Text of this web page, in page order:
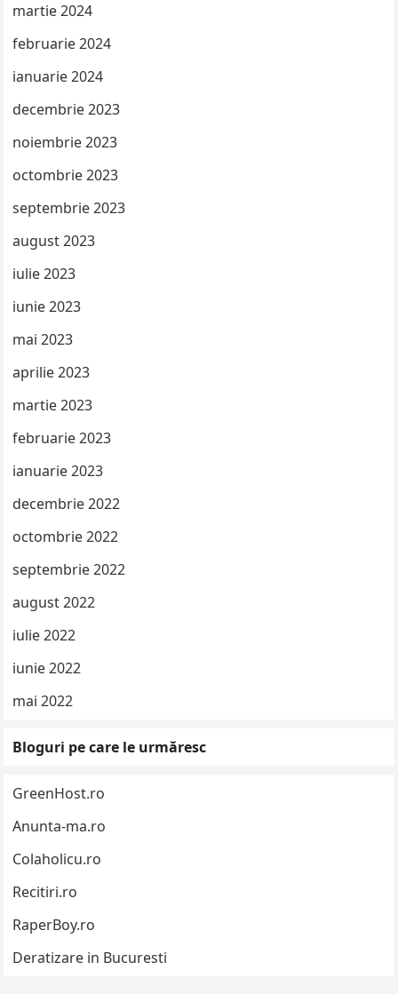
martie 2024
februarie 2024
ianuarie 2024
decembrie 2023
noiembrie 2023
octombrie 2023
septembrie 2023
august 2023
iulie 2023
iunie 2023
mai 2023
aprilie 2023
martie 2023
februarie 2023
ianuarie 2023
decembrie 2022
octombrie 2022
septembrie 2022
august 2022
iulie 2022
iunie 2022
mai 2022
Bloguri pe care le urmăresc
GreenHost.ro
Anunta-ma.ro
Colaholicu.ro
Recitiri.ro
RaperBoy.ro
Deratizare in Bucuresti